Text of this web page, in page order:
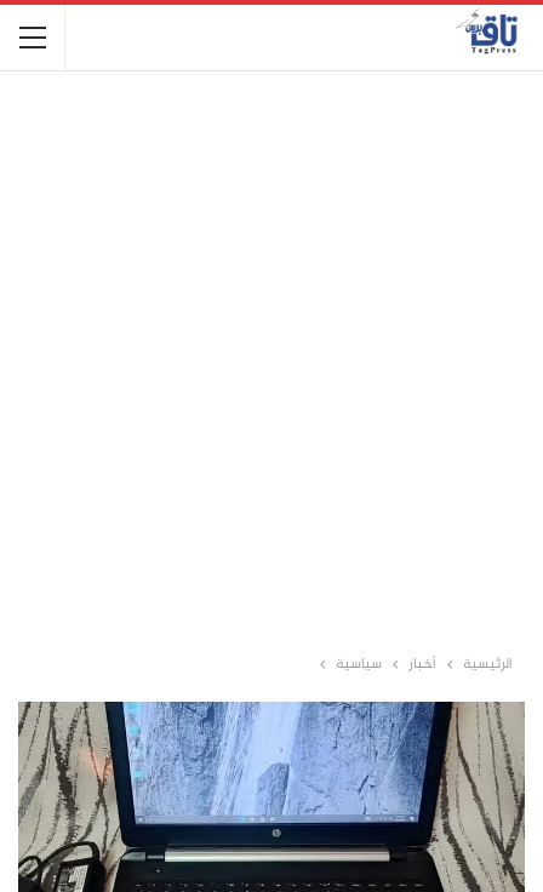
الرئيسية أخبار سياسية